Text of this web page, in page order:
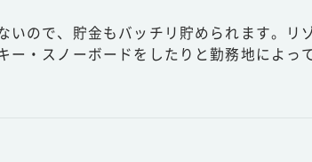
いので、貯金もバッチリ貯められます。
・スノーボードをしたりと勤務地によっ